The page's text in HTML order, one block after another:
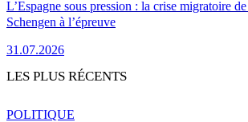
L’Espagne sous pression : la crise migratoire
Schengen à l’épreuve
31.07.2026
LES PLUS RÉCENTS
POLITIQUE